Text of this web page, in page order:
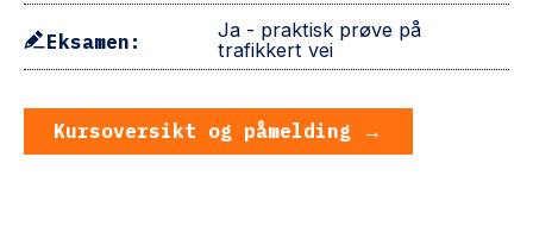
Eksamen:
Ja - praktisk prøve på
trafikkert vei
Kursoversikt og påmelding
Kursoversikt og påmelding →